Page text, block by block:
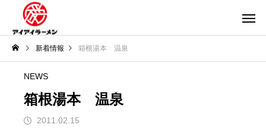
新着情報 箱根湯本 温泉
NEWS
箱根湯本 温泉
2011.02.15